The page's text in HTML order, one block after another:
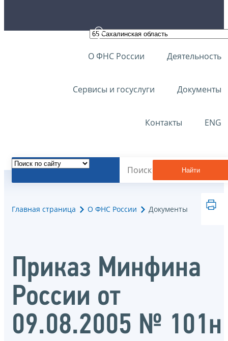
О ФНС России Деятельность
Сервисы и госуслуги Документы
Контакты ENG
Найти
Главная страница О ФНС России Документы
Приказ Минфина
России от
09.08.2005 № 101н